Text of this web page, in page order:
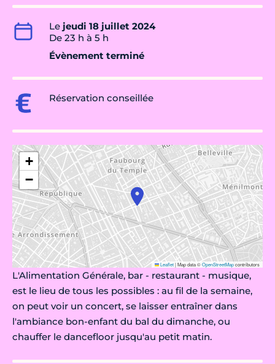
Le jeudi 18 juillet 2024
De 23 h à 5 h
Évènement terminé
Réservation conseillée
+
−
Leaflet|Map data ©OpenStreetMapcontributors
L'Alimentation Générale, bar - restaurant - musique,
est le lieu de tous les possibles : au fil de la semaine,
on peut voir un concert, se laisser entraîner dans
l'ambiance bon-enfant du bal du dimanche, ou
chauffer le dancefloor jusqu'au petit matin.